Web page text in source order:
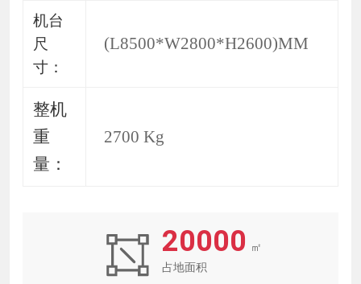
机台
尺
寸 ：
(L8500*W2800*H2600)MM
整机
重
量 ：
2700 Kg
20000 ㎡
占地面积